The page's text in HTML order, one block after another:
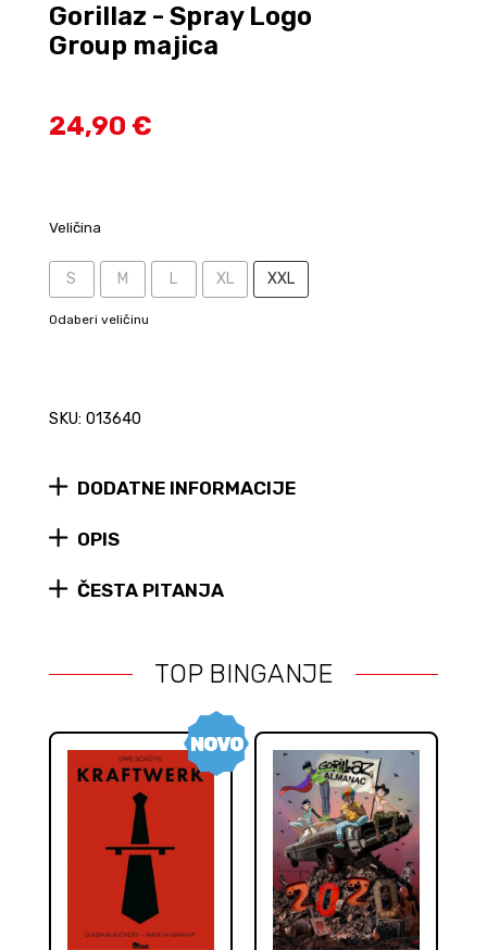
Gorillaz - Spray Logo
Group majica
24,90 €
Veličina
S M L XL XXL
Odaberi veličinu
SKU: 013640
DODATNE INFORMACIJE
OPIS
ČESTA PITANJA
TOP BINGANJE